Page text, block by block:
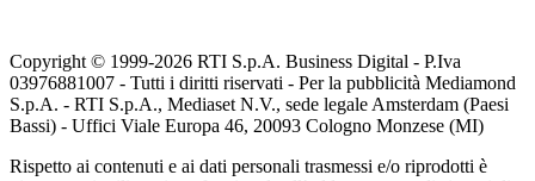
Copyright © 1999-2026 RTI S.p.A. Business Digital - P.Iva
03976881007 - Tutti i diritti riservati - Per la pubblicità Mediamond
S.p.A. - RTI S.p.A., Mediaset N.V., sede legale Amsterdam (Paesi
Bassi) - Uffici Viale Europa 46, 20093 Cologno Monzese (MI)
Rispetto ai contenuti e ai dati personali trasmessi e/o riprodotti è